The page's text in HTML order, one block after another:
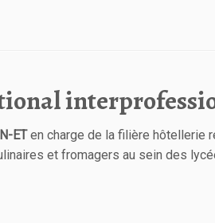
ETen charge de la filière hôtellerie
et fromagers au sein des